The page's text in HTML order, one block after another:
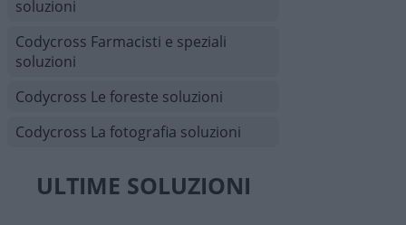
soluzioni
Codycross Farmacisti e speziali
soluzioni
Codycross Le foreste soluzioni
Codycross La fotografia soluzioni
ULTIME SOLUZIONI